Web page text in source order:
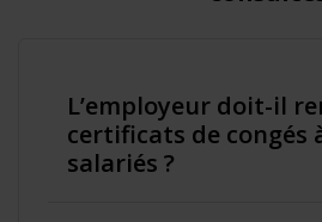
L’employeur doit-il
certificats de congés
salariés ?